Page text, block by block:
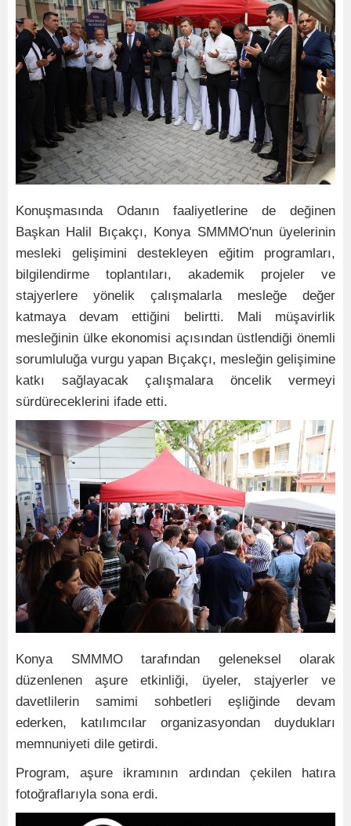
Konuşmasında Odanın faaliyetlerine de değinen
Başkan Halil Bıçakçı, Konya SMMMO'nun üyelerinin
mesleki gelişimini destekleyen eğitim programları,
bilgilendirme toplantıları, akademik projeler ve
stajyerlere yönelik çalışmalarla mesleğe değer
katmaya devam ettiğini belirtti. Mali müşavirlik
mesleğinin ülke ekonomisi açısından üstlendiği önemli
sorumluluğa vurgu yapan Bıçakçı, mesleğin gelişimine
katkı sağlayacak çalışmalara öncelik vermeyi
sürdüreceklerini ifade etti.
Konya SMMMO tarafından geleneksel olarak
düzenlenen aşure etkinliği, üyeler, stajyerler ve
davetlilerin samimi sohbetleri eşliğinde devam
ederken, katılımcılar organizasyondan duydukları
memnuniyeti dile getirdi.
Program, aşure ikramının ardından çekilen hatıra
fotoğraflarıyla sona erdi.